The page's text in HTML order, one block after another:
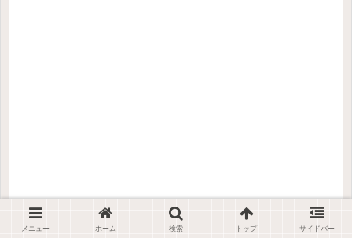
メニュー ホーム 検索 トップ サイドバー